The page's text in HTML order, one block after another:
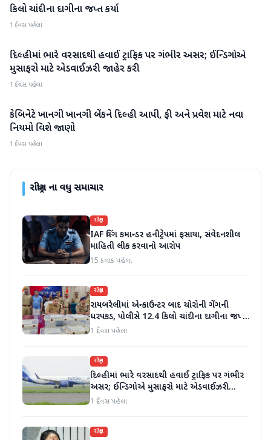
કિલો ચાંદીના દાગીના જપ્ત કર્યા
1 દિવસ પહેલા
રાષ્ટ્રીય
દિલ્હીમાં ભારે વરસાદથી હવાઈ ટ્રાફિક પર ગંભીર અસર; ઈન્ડિગોએ
મુસાફરો માટે એડવાઈઝરી જાહેર કરી
1 દિવસ પહેલા
રાષ્ટ્રીય
કેબિનેટે ખાનગી ખાનગી બેંકને દિલ્હી આપી, ફી અને પ્રવેશ માટે નવા
નિયમો વિશે જાણો
1 દિવસ પહેલા
રાષ્ટ્રીયના વધુ સમાચાર
રાષ્ટ્રીય
IAF વિંગ કમાન્ડર હનીટ્રેપમાં ફસાયા, સંવેદનશીલ
માહિતી લીક કરવાનો આરોપ
15 કલાક પહેલા
રાષ્ટ્રીય
રાયબરેલીમાં એન્કાઉન્ટર બાદ ચોરોની ગેંગની
ધરપકડ, પોલીસે 12.4 કિલો ચાંદીના દાગીના જપ્ત
કર્યા
1 દિવસ પહેલા
રાષ્ટ્રીય
દિલ્હીમાં ભારે વરસાદથી હવાઈ ટ્રાફિક પર ગંભીર
અસર; ઈન્ડિગોએ મુસાફરો માટે એડવાઈઝરી
જાહેર કરી
1 દિવસ પહેલા
રાષ્ટ્રીય